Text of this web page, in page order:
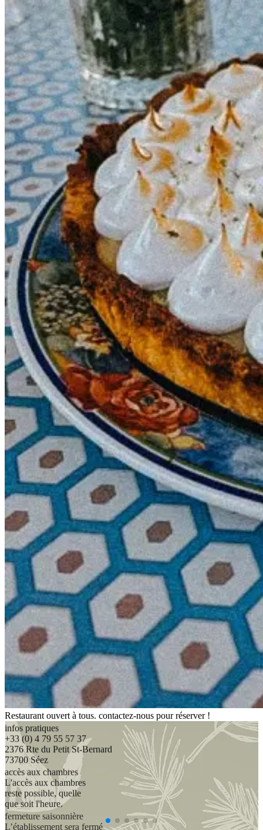
Restaurant ouvert à tous. contactez-nous pour réserver !
infos pratiques
+33 (0) 4 79 55 57 37
2376 Rte du Petit St-Bernard
73700 Séez
accès aux chambres
L'accès aux chambres
reste possible, quelle
que soit l'heure.
fermeture saisonnière
L’établissement sera fermé